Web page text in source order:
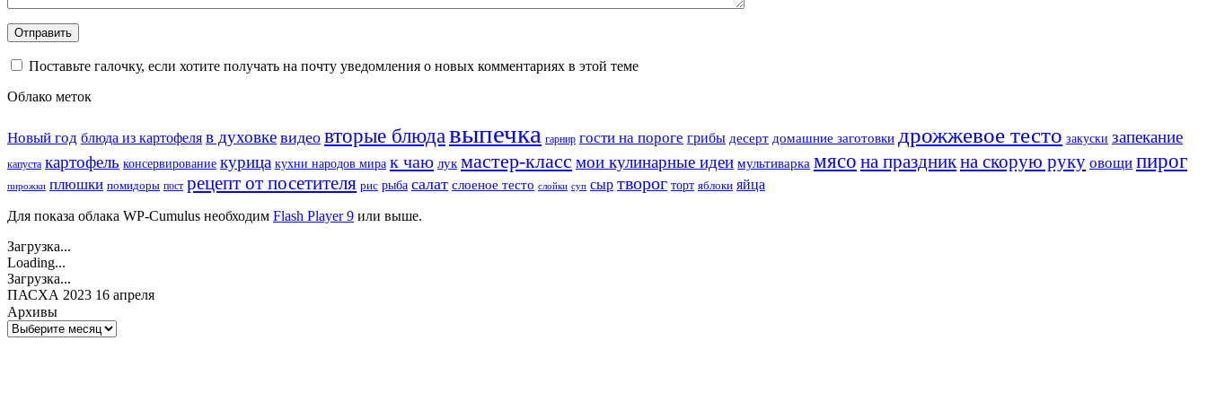
Поставьте галочку, если хотите получать на почту уведомления о новых комментариях в этой теме
Облако меток
Новый год блюда из картофеля в духовке видео вторые блюдавыпечка гарнир гости на пороге грибы десерт домашние заготовки дрожжевое тесто закуски запекание
капуста картофель консервирование курица кухни народов мира к чаю лук мастер-класс мои кулинарные идеи мультиварка мясо на праздникна скорую руку овощи пирог
пирожки плюшки помидоры пост рецепт от посетителя рис рыба салат слоеное тесто слойки суп сыр творог торт яблоки яйца
Для показа облака WP-Cumulus необходим Flash Player 9 или выше.
Загрузка...
Loading...
Загрузка...
ПАСХА 2023 16 апреля
Архивы
Архивы